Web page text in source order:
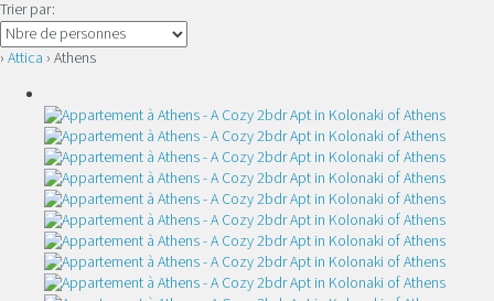
Trier par:
› Attica › Athens